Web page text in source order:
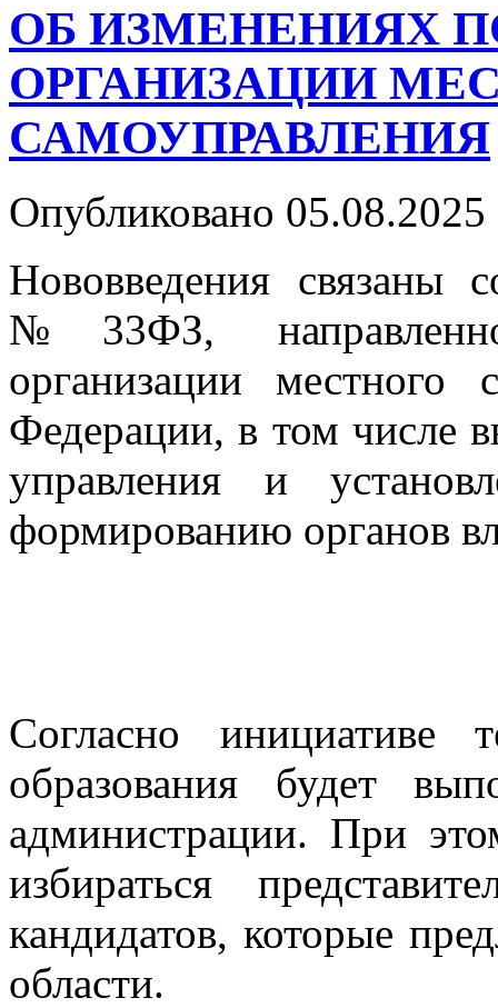
ОБ ИЗМЕНЕНИЯХ
ОРГАНИЗАЦИИ
САМОУПРАВЛЕНИЯ
Опубликовано
Нововведения связаны
№33ФЗ,
организации местного
Федерации, в том числе
управления и
формированию органов
Согласно инициативе
образования будет
администрации. При
избираться
кандидатов, которые
области.